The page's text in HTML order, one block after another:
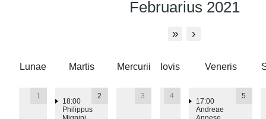
Februarius 2021
» ›
Lunae Martis Mercurii Iovis Veneris
1 2
18:00
Philippus
3 4 5
17:00
Andreae